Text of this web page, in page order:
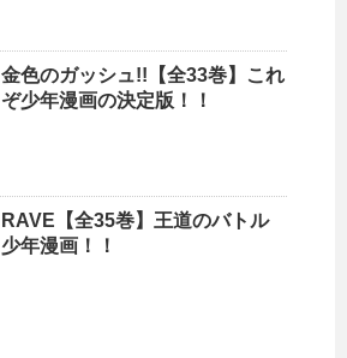
金色のガッシュ!!【全33巻】これ
ぞ少年漫画の決定版！！
RAVE【全35巻】王道のバトル
少年漫画！！